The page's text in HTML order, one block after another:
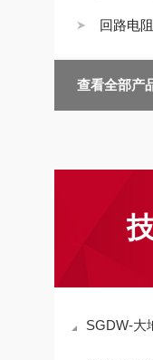
回路电
查看全部产
SGDW-大地